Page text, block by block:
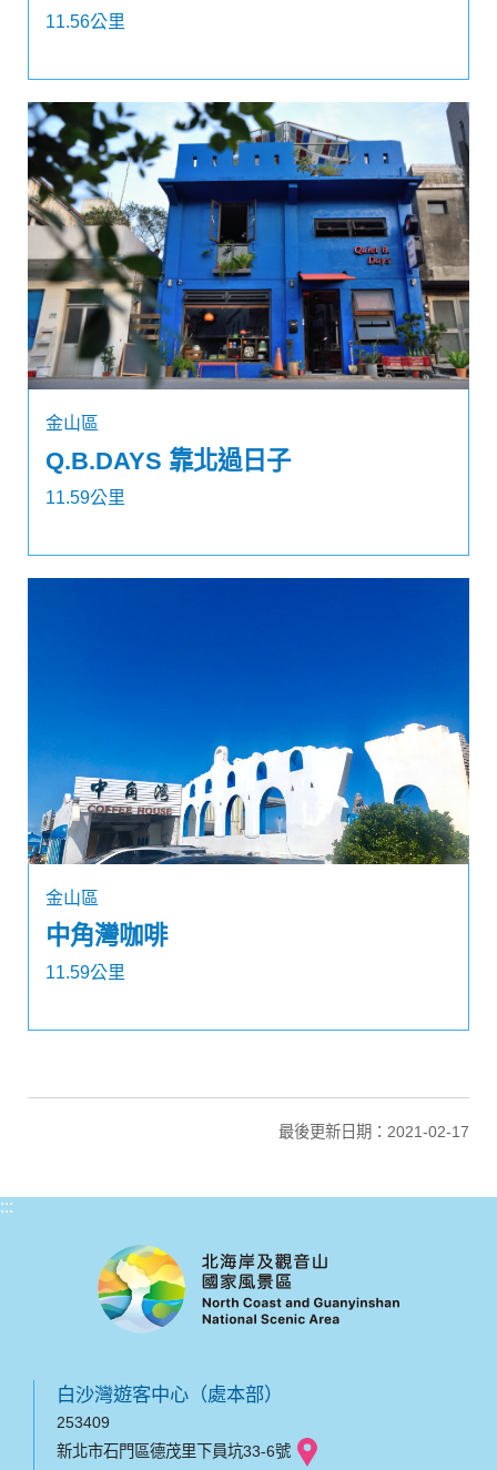
11.56公里
金山區
Q.B.DAYS 靠北過日子
11.59公里
金山區
中角灣咖啡
11.59公里
最後更新日期：2021-02-17
:::
白沙灣遊客中心（處本部）
253409
新北市石門區德茂里下員坑33-6號